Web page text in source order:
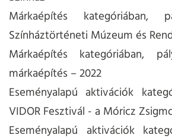
Márkaépítés kategóriában,
Színháztörténeti Múzeum és
Márkaépítés kategóriában,
márkaépítés – 2022
Eseményalapú aktivációk
VIDOR Fesztivál - a Móricz
Eseményalapú aktivációk